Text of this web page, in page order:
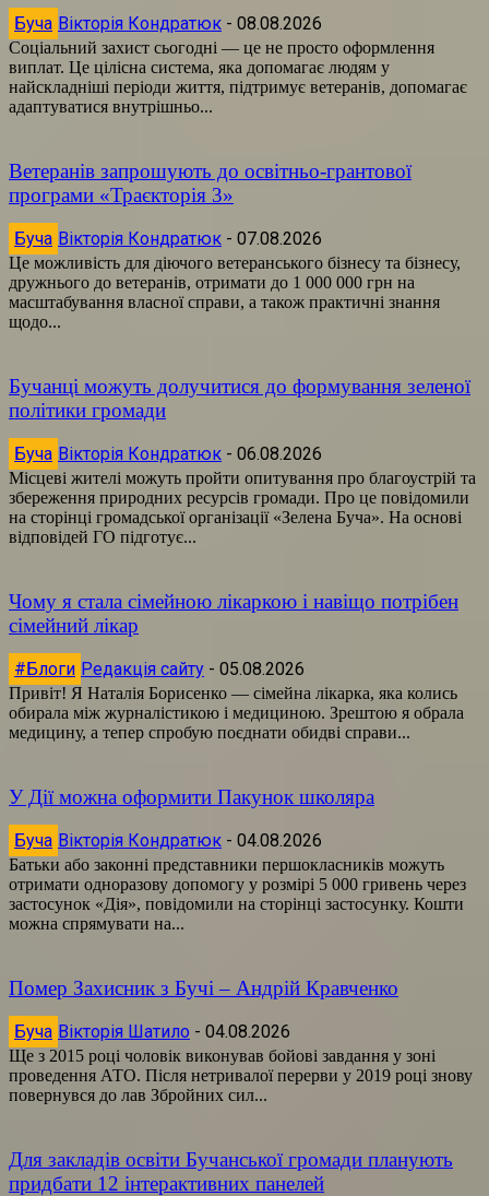
Буча Вікторія Кондратюк - 08.08.2026
Соціальний захист сьогодні — це не просто оформлення
виплат. Це цілісна система, яка допомагає людям у
найскладніші періоди життя, підтримує ветеранів, допомагає
адаптуватися внутрішньо...
Ветеранів запрошують до освітньо-грантової
програми «Траєкторія 3»
Буча Вікторія Кондратюк - 07.08.2026
Це можливість для діючого ветеранського бізнесу та бізнесу,
дружнього до ветеранів, отримати до 1 000 000 грн на
масштабування власної справи, а також практичні знання
щодо...
Бучанці можуть долучитися до формування зеленої
політики громади
Буча Вікторія Кондратюк - 06.08.2026
Місцеві жителі можуть пройти опитування про благоустрій та
збереження природних ресурсів громади. Про це повідомили
на сторінці громадської організації «Зелена Буча». На основі
відповідей ГО підготує...
Чому я стала сімейною лікаркою і навіщо потрібен
сімейний лікар
#Блоги Редакція сайту - 05.08.2026
Привіт! Я Наталія Борисенко — сімейна лікарка, яка колись
обирала між журналістикою і медициною. Зрештою я обрала
медицину, а тепер спробую поєднати обидві справи...
У Дії можна оформити Пакунок школяра
Буча Вікторія Кондратюк - 04.08.2026
Батьки або законні представники першокласників можуть
отримати одноразову допомогу у розмірі 5 000 гривень через
застосунок «Дія», повідомили на сторінці застосунку. Кошти
можна спрямувати на...
Помер Захисник з Бучі – Андрій Кравченко
Буча Вікторія Шатило - 04.08.2026
Ще з 2015 році чоловік виконував бойові завдання у зоні
проведення АТО. Після нетривалої перерви у 2019 році знову
повернувся до лав Збройних сил...
Для закладів освіти Бучанської громади планують
придбати 12 інтерактивних панелей